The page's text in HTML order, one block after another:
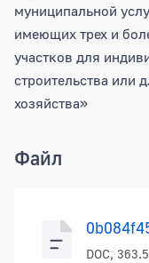
муниципальной
имеющих трех и
участков для
строительства или
хозяйства»
Файл
DOC,